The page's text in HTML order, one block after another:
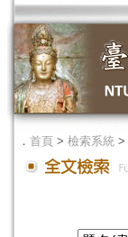
． 首頁 > 檢索系統 >